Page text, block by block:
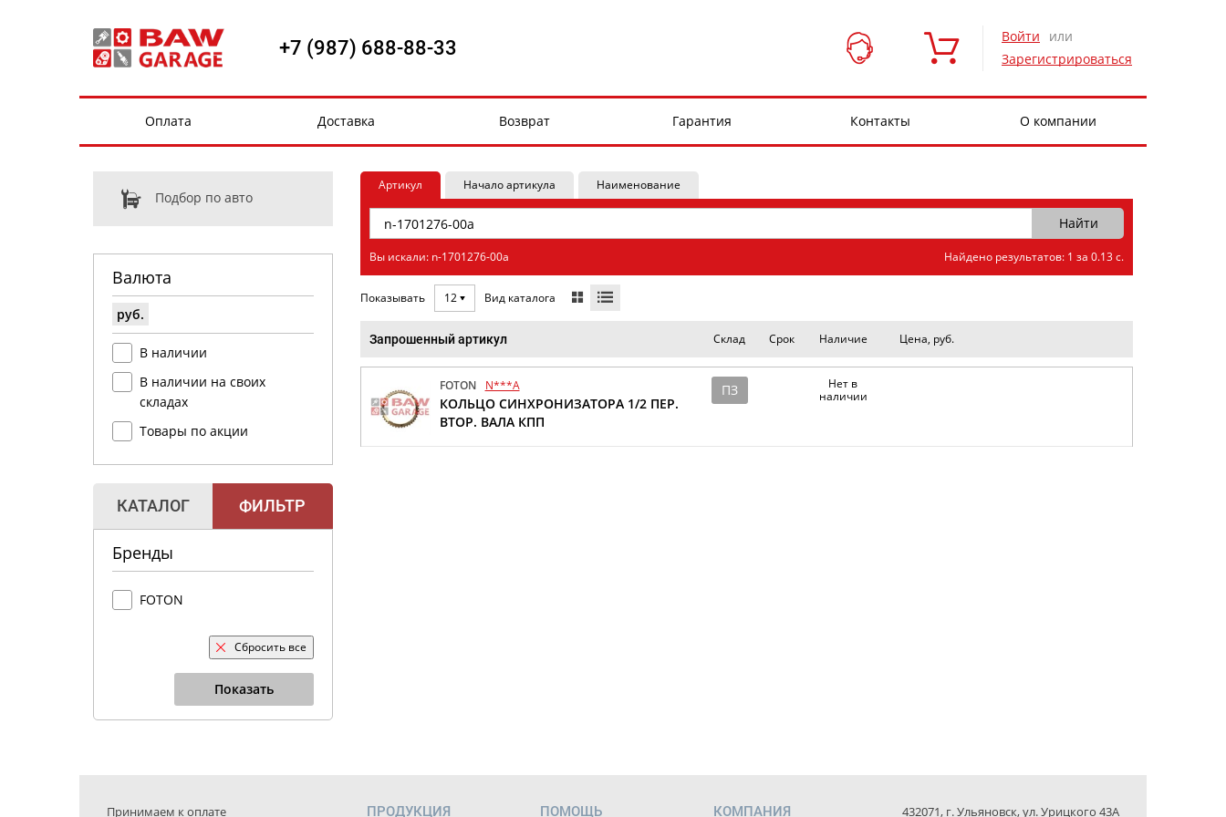
+7 (987) 688-88-33 Войти
или
Зарегистрироваться
Оплата Доставка Возврат Гарантия Контакты О компании
Подбор по авто
Валюта
руб.
В наличии
В наличии на своих
складах
Товары по акции
КАТАЛОГ ФИЛЬТР
Бренды
FOTON
Сбросить все
Показать
Артикул Начало артикула Наименование
Вы искали: n-1701276-00a Найдено результатов: 1 за 0.13 с.
Показывать 12 Вид каталога
Запрошенный артикул Склад Срок Наличие Цена, руб.
FOTON N***A
КОЛЬЦО СИНХРОНИЗАТОРА 1/2 ПЕР.
ВТОР. ВАЛА КПП
ПЗ
Нет в
наличии
Принимаем к оплате ПРОДУКЦИЯ ПОМОЩЬ КОМПАНИЯ 432071, г. Ульяновск, ул. Урицкого 43А